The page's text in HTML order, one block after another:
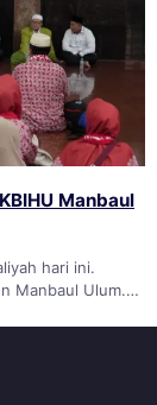
Manbaul
hari ini.
Manbaul Ulum.…